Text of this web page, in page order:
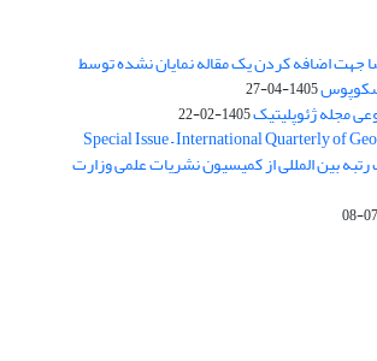
جهت اضافه کردن یک مقاله نمایان نشده توسط
1405-04-27
مجله ژئوپلیتیک1405-02-22
Special Issue – International Quarterly of
بین المللی از کمیسیون نشریات علمی وزارت